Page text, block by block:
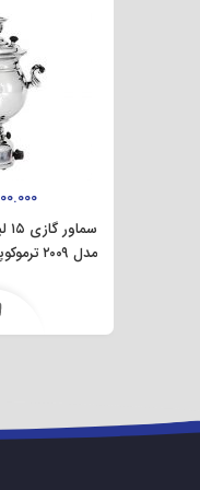
سفت را به
می توانید
مدل ۲۰۰۹ ترموکوپل دار